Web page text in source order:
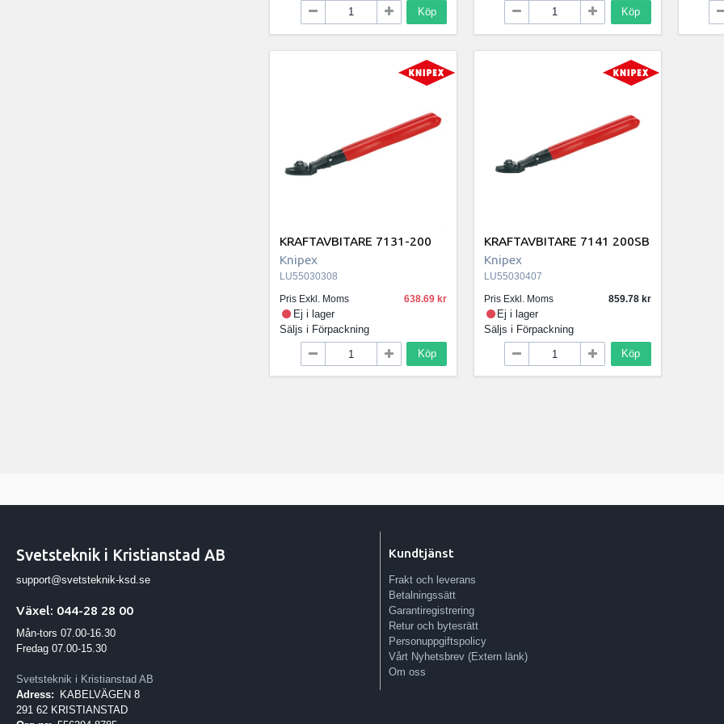
Köp Köp
KRAFTAVBITARE 7131-200
Knipex
LU55030308
Pris Exkl. Moms
638.69
Ej i lager
Säljs i Förpackning
Köp
KRAFTAVBITARE 7141 200SB
Knipex
LU55030407
Pris Exkl. Moms
859.78
Ej i lager
Säljs i Förpackning
Köp
Svetsteknik i Kristianstad AB
support@svetsteknik-ksd.se
Växel: 044-28 28 00
Mån-tors 07.00-16.30
Fredag 07.00-15.30
Svetsteknik i Kristianstad AB
Adress: KABELVÄGEN 8
291 62 KRISTIANSTAD
Kundtjänst
Frakt och leverans
Betalningssätt
Garantiregistrering
Retur och bytesrätt
Personuppgiftspolicy
Vårt Nyhetsbrev (Extern länk)
Om oss